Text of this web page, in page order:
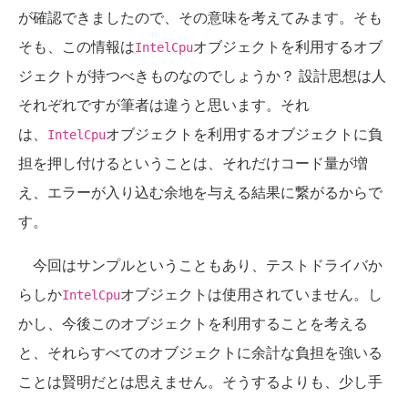
が確認できましたので、その意味を考えてみます。そも
そも、この情報はIntelCpuオブジェクトを利用するオブ
ジェクトが持つべきものなのでしょうか？ 設計思想は人
それぞれですが筆者は違うと思います。それ
は、
IntelCpuオブジェクトを利用するオブジェクトに負
担を押し付けるということは、それだけコード量が増
え、エラーが入り込む余地を与える結果に繋がるからで
す。
今回はサンプルということもあり、テストドライバか
らしかIntelCpuオブジェクトは使用されていません。し
かし、今後このオブジェクトを利用することを考える
と、それらすべてのオブジェクトに余計な負担を強いる
ことは賢明だとは思えません。そうするよりも、少し手